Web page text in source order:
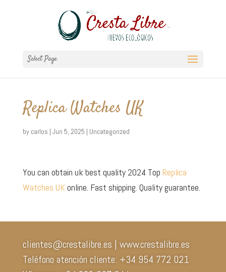
Select Page
Replica Watches UK
by carlos | Jun 5, 2025 | Uncategorized
You can obtain uk best quality 2024 Top Replica
Watches UK online. Fast shipping. Quality guarantee.
clientes@crestalibre.es | www.crestalibre.es
Teléfono atención cliente: +34 954 772 021